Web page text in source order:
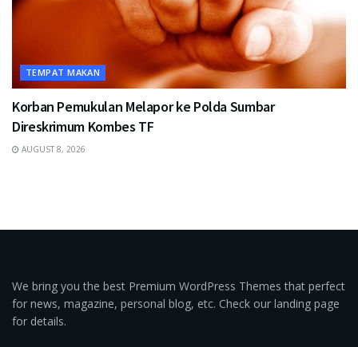
TEMPAT MAKAN
Korban Pemukulan Melapor ke Polda Sumbar
Direskrimum Kombes TF
AUGUST 8, 2026
We bring you the best Premium WordPress Themes that perfect
for news, magazine, personal blog, etc. Check our landing page
for details.